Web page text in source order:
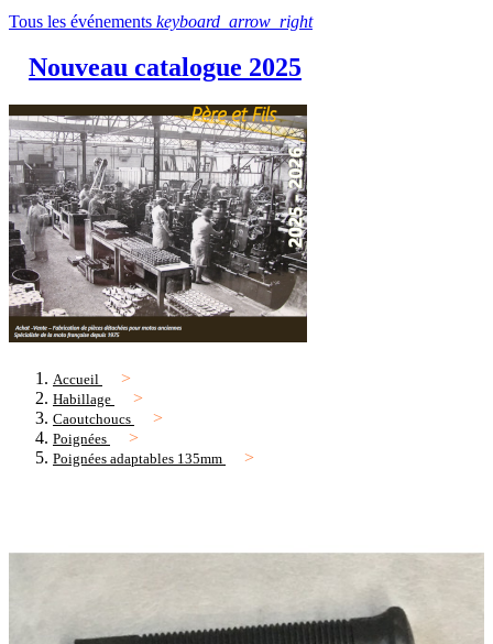
Tous les événements keyboard_arrow_right
Nouveau catalogue 2025
Accueil
Habillage
Caoutchoucs
Poignées
Poignées adaptables 135mm